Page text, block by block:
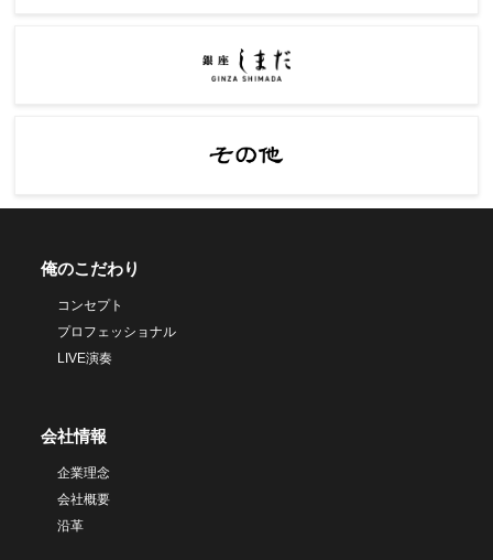
俺のこだわり
コンセプト
プロフェッショナル
LIVE演奏
会社情報
企業理念
会社概要
沿革